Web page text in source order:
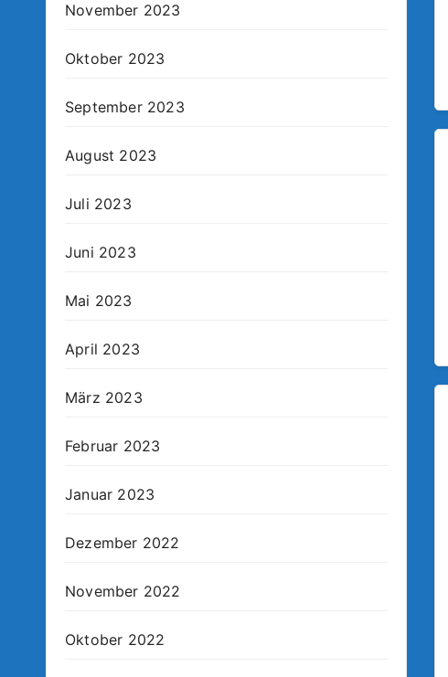
November 2023
Oktober 2023
September 2023
August 2023
Juli 2023
Juni 2023
Mai 2023
April 2023
März 2023
Februar 2023
Januar 2023
Dezember 2022
November 2022
Oktober 2022